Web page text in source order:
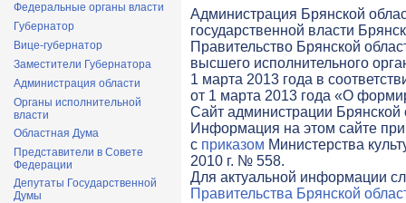
Федеральные органы власти
Губернатор
Вице-губернатор
Заместители Губернатора
Администрация области
Органы исполнительной
власти
Областная Дума
Представители в Совете
Федерации
Депутаты Государственной
Думы
Администрация Брянской
государственной власти
Правительство Брянской
высшего исполнительного
1 марта 2013 года в
от 1 марта 2013 года «О
Cайт администрации Брянской
Информация на этом сайте
с приказом Министерства
2010 г. № 558.
Для актуальной информации
Правительства Брянской